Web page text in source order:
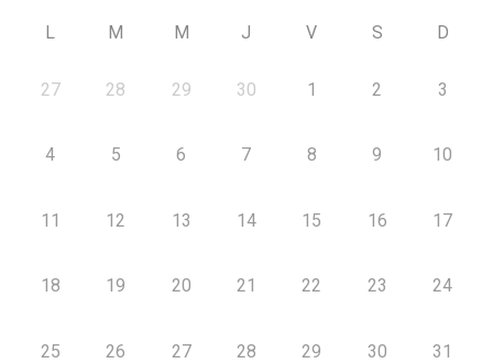
L M M J V S D
27 28 29 30 1 2 3
4 5 6 7 8 9 10
11 12 13 14 15 16 17
18 19 20 21 22 23 24
25 26 27 28 29 30 31